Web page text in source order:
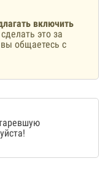
включить
это за
общаетесь с